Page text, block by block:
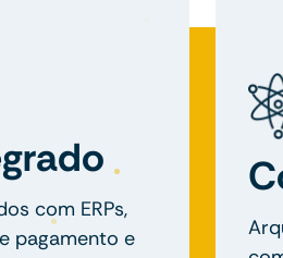
com ERPs,
pagamento e